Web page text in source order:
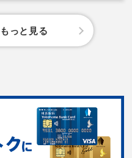
っと見る